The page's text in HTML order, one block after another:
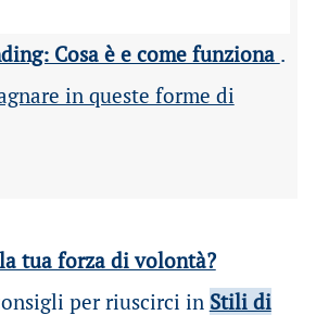
Cosa è e come funziona .
in queste forme di
tua forza di volontà?
per riuscirci in Stili di